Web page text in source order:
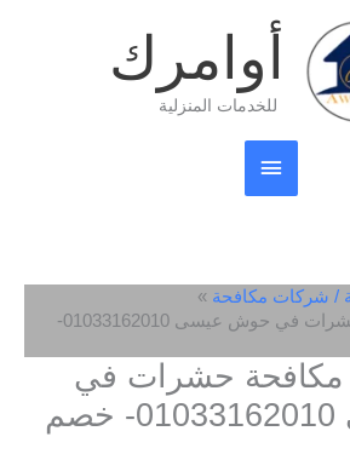
أوامرك
للخدمات المنزلية
القائمة
الرئيسية
/ شركات مكافحة
افضل شركة مكافحة حشرات في حوش عيسى 01033162010-
حشرات في
حوش عيسى 01033162010- خصم